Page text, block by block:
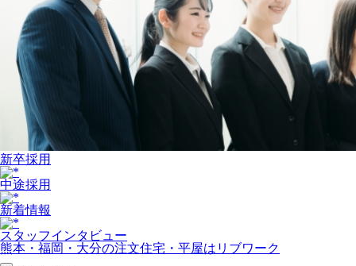
新卒採用
中途採用
新着情報
スタッフインタビュー
熊本・福岡・大分の注文住宅・平屋はリブワーク